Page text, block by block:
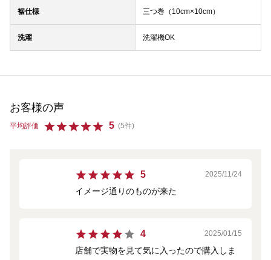
裾仕様 三つ巻（10cm×10cm）
洗濯 洗濯機OK
お客様の声
平均評価 5 (5件)
5 2025/11/24
イメージ通りのものが来た
4 2025/01/15
店舗で実物を見て気に入ったので購入しま